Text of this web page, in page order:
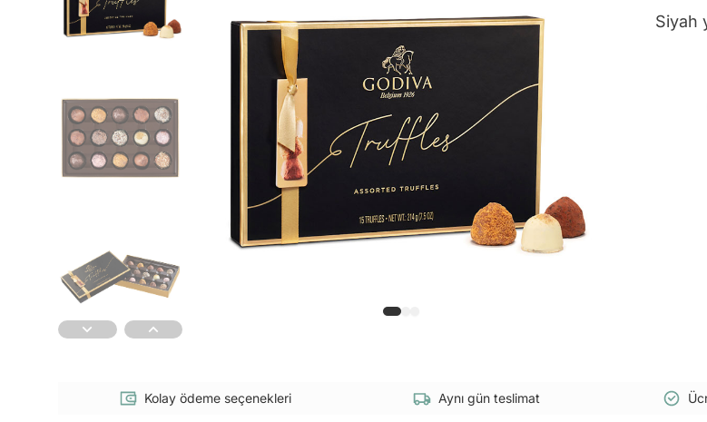
Siyah
Kolay ödeme seçenekleri Aynı gün teslimat